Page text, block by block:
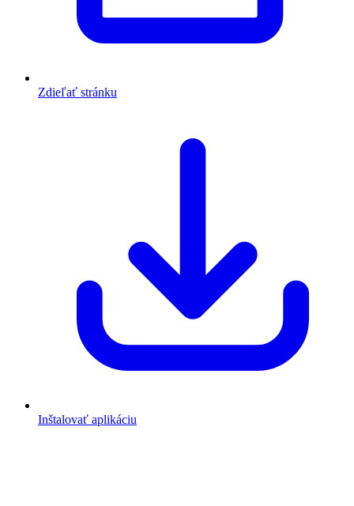
Zdieľať stránku
Inštalovať aplikáciu